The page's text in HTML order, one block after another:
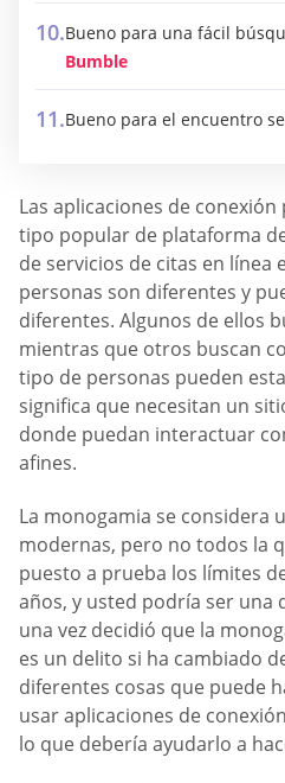
Bueno para una fácil
Bumble
Bueno para el encuentro
Las aplicaciones de
tipo popular de plataforma
de servicios de citas en línea
personas son diferentes y
diferentes. Algunos de ellos
mientras que otros buscan
tipo de personas pueden
significa que necesitan un
donde puedan interactuar
afines.
La monogamia se considera
modernas, pero no todos la
puesto a prueba los límites
años, y usted podría ser una
una vez decidió que la
es un delito si ha cambiado
diferentes cosas que puede
usar aplicaciones de
lo que debería ayudarlo a